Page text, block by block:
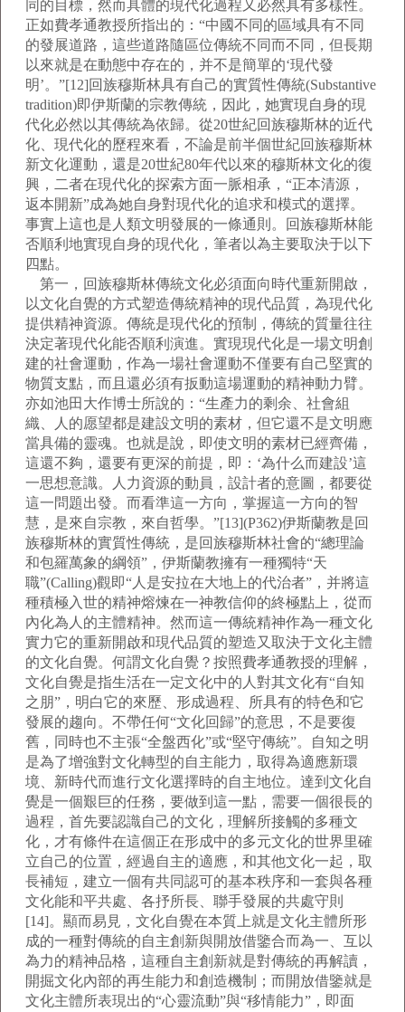
同的目標，然而具體的現代化過程又必然具有多樣性。
正如費孝通教授所指出的：“中國不同的區域具有不同
的發展道路，這些道路隨區位傳統不同而不同，但長期
以來就是在動態中存在的，并不是簡單的‘現代發
明’。”[12]回族穆斯林具有自己的實質性傳統(Substantive
tradition)即伊斯蘭的宗教傳統，因此，她實現自身的現
代化必然以其傳統為依歸。從20世紀回族穆斯林的近代
化、現代化的歷程來看，不論是前半個世紀回族穆斯林
新文化運動，還是20世紀80年代以來的穆斯林文化的復
興，二者在現代化的探索方面一脈相承，“正本清源，
返本開新”成為她自身對現代化的追求和模式的選擇。
事實上這也是人類文明發展的一條通則。回族穆斯林能
否順利地實現自身的現代化，筆者以為主要取決于以下
四點。
第一，回族穆斯林傳統文化必須面向時代重新開啟，
以文化自覺的方式塑造傳統精神的現代品質，為現代化
提供精神資源。傳統是現代化的預制，傳統的質量往往
決定著現代化能否順利演進。實現現代化是一場文明創
建的社會運動，作為一場社會運動不僅要有自己堅實的
物質支點，而且還必須有扳動這場運動的精神動力臂。
亦如池田大作博士所說的：“生產力的剩余、社會組
織、人的愿望都是建設文明的素材，但它還不是文明應
當具備的靈魂。也就是說，即使文明的素材已經齊備，
這還不夠，還要有更深的前提，即：‘為什么而建設’這
一思想意識。人力資源的動員，設計者的意圖，都要從
這一問題出發。而看準這一方向，掌握這一方向的智
慧，是來自宗教，來自哲學。”[13](P362)伊斯蘭教是回
族穆斯林的實質性傳統，是回族穆斯林社會的“總理論
和包羅萬象的綱領”，伊斯蘭教擁有一種獨特“天
職”(Calling)觀即“人是安拉在大地上的代治者”，并將這
種積極入世的精神熔煉在一神教信仰的終極點上，從而
內化為人的主體精神。然而這一傳統精神作為一種文化
實力它的重新開啟和現代品質的塑造又取決于文化主體
的文化自覺。何謂文化自覺？按照費孝通教授的理解，
文化自覺是指生活在一定文化中的人對其文化有“自知
之朋”，明白它的來歷、形成過程、所具有的特色和它
發展的趨向。不帶任何“文化回歸”的意思，不是要復
舊，同時也不主張“全盤西化”或“堅守傳統”。自知之明
是為了增強對文化轉型的自主能力，取得為適應新環
境、新時代而進行文化選擇時的自主地位。達到文化自
覺是一個艱巨的任務，要做到這一點，需要一個很長的
過程，首先要認識自己的文化，理解所接觸的多種文
化，才有條件在這個正在形成中的多元文化的世界里確
立自己的位置，經過自主的適應，和其他文化一起，取
長補短，建立一個有共同認可的基本秩序和一套與各種
文化能和平共處、各抒所長、聯手發展的共處守則
[14]。顯而易見，文化自覺在本質上就是文化主體所形
成的一種對傳統的自主創新與開放借鑒合而為一、互以
為力的精神品格，這種自主創新就是對傳統的再解讀，
開掘文化內部的再生能力和創造機制；而開放借鑒就是
文化主體所表現出的“心靈流動”與“移情能力”，即面